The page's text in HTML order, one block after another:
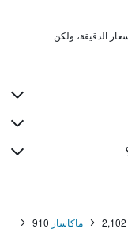
2,102 ماكاسار 910